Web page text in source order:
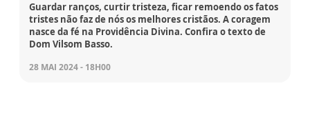
Guardar ranços, curtir tristeza, ficar remoendo os fatos
tristes não faz de nós os melhores cristãos. A coragem
nasce da fé na Providência Divina. Confira o texto de
Dom Vilsom Basso.
28 MAI 2024 - 18H00